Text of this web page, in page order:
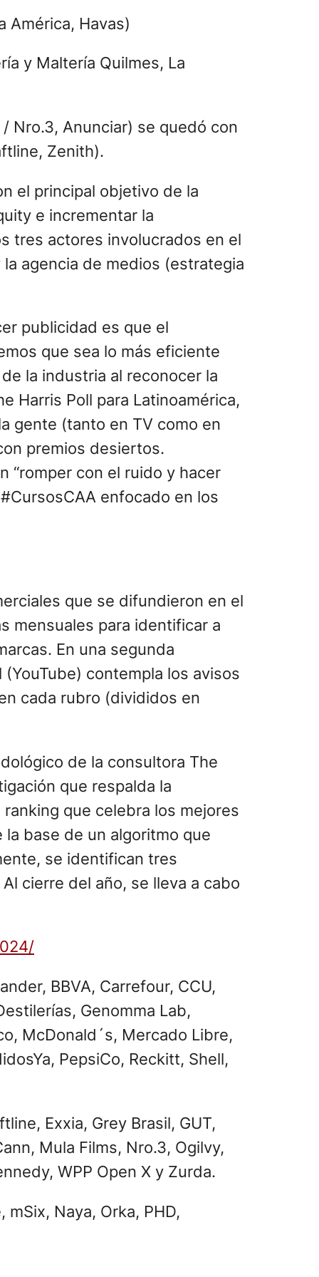
América, Havas)
y Maltería Quilmes, La
Nro.3, Anunciar) se quedó con
Zenith).
el principal objetivo de la
e incrementar la
tres actores involucrados en el
agencia de medios (estrategia
publicidad es que el
que sea lo más eficiente
la industria al reconocer la
Harris Poll para Latinoamérica,
gente (tanto en TV como en
premios desiertos.
“romper con el ruido y hacer
enfocado en los
que se difundieron en el
mensuales para identificar a
En una segunda
contempla los avisos
cada rubro (divididos en
de la consultora The
que respalda la
que celebra los mejores
base de un algoritmo que
se identifican tres
cierre del año, se lleva a cabo
BBVA, Carrefour, CCU,
Genomma Lab,
McDonald´s, Mercado Libre,
PepsiCo, Reckitt, Shell,
Exxia, Grey Brasil, GUT,
Mula Films, Nro.3, Ogilvy,
WPP Open X y Zurda.
Naya, Orka, PHD,